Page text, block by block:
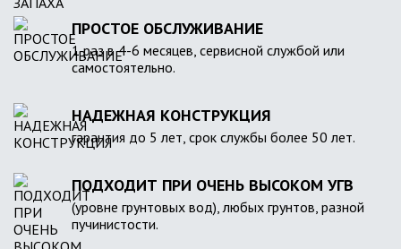
ПРОСТОЕ ОБСЛУЖИВАНИЕ
1 раз в 4-6 месяцев, сервисной службой или
самостоятельно.
НАДЕЖНАЯ КОНСТРУКЦИЯ
гарантия до 5 лет, срок службы более 50 лет.
ПОДХОДИТ ПРИ ОЧЕНЬ ВЫСОКОМ УГВ
(уровне грунтовых вод), любых грунтов, разной
пучинистости.